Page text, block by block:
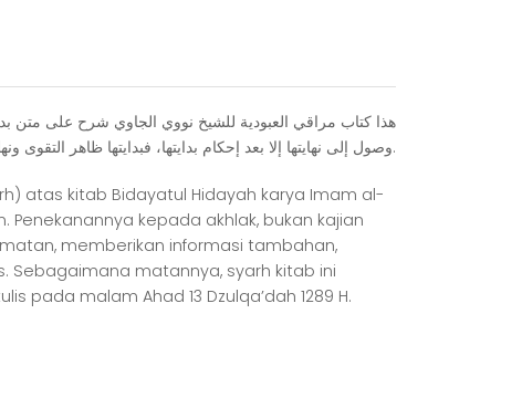
ﻫﺬﺍ ﻛﺘﺎﺏ ﻣﺮﺍﻗﻲ ﺍﻟﻌﺒﻮﺩﻳﺔ ﻟﻠﺸﻴﺦ ﻧﻮﻭﻱ ﺍﻟﺠﺎﻭﻱ ﺷﺮﺡ ﻋﻠﻰ ﻣﺘﻦ
ﻭﺻﻮﻝ ﺇﻟﻰ ﻧﻬﺎﻳﺘﻬﺎ ﺇﻻ ﺑﻌﺪ ﺇﺣﻜﺎﻡ ﺑﺪﺍﻳﺘﻬﺎ، ﻓﺒﺪﺍﻳﺘﻬﺎ ﻇﺎﻫﺮ ﺍﻟﺘﻘﻮى ﻭﻧﻬﺎﻳﺘﻬﺎ ﺑﺎﻃﻦ ﺍﻟﺘﻘﻮى، ﻭﻻ ﻏﺜﻮﺭ ﻋﻠﻰ ﺑﺎﻃﻨﻬﺎ ﺇﻻ ﺑﻌﺪ ﺍﻟﻮﻗﻮﻑ ﻋﻠﻰ ﻇﺎﻫﺮﻫﺎ، ﻓﻼ ﻋﺎﻗﺒﺔ ﺇﻻ ﻟﻠﺘﻘﻮى ﻭﻻ ﻫﺪى ﺇﻻ ﻟﻠﻤﺘﻘﻴﻦ.
atas kitab Bidayatul Hidayah karya Imam al-
kepada akhlak, bukan kajian
memberikan informasi tambahan,
Sebagaimana matannya, syarh kitab ini
pada malam Ahad 13 Dzulqa’dah 1289 H.